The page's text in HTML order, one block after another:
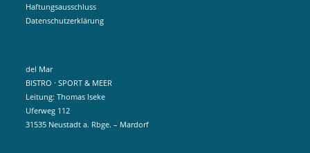
Haftungsausschluss
Datenschutzerklärung
del Mar
BISTRO · SPORT & MEER
Leitung: Thomas Iseke
Uferweg 112
31535 Neustadt a. Rbge. – Mardorf